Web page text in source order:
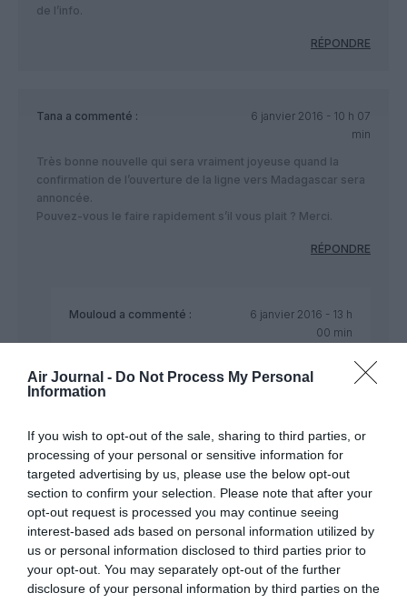
Air Journal - Do Not Process My Personal
Information
If you wish to opt-out of the sale, sharing to third parties, or
processing of your personal or sensitive information for
targeted advertising by us, please use the below opt-out
section to confirm your selection. Please note that after your
opt-out request is processed you may continue seeing
interest-based ads based on personal information utilized by
us or personal information disclosed to third parties prior to
your opt-out. You may separately opt-out of the further
disclosure of your personal information by third parties on the
de l’info.
RÉPONDRE
Tana a commenté :
6 janvier 2016 - 10 h 07
min
Très bonne nouvelle qui sera vraiment joyeuse quand la
confirmation de l’ouverture de la ligne vers Madagascar sera
annoncée.
Pouvez-vous le faire rapidement s’il vous plait ? Merci.
RÉPONDRE
Mouloud a commenté :
6 janvier 2016 - 13 h
00 min
Vs ne faites que gâcher des créneaux. Merci
Alain45a commenté :
6 janvier 2016 - 10 h 11 min
?
Qu’entendez-vous par moins confortables ?
Pour avoir essayé les 3, je ne vois pas de différence au
niveau des correspondances.